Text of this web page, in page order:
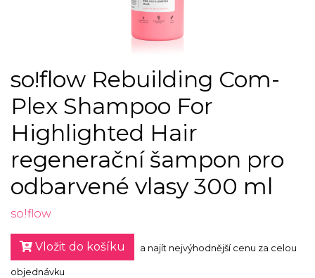
so!flow Rebuilding Com-
Plex Shampoo For
Highlighted Hair
regenerační šampon pro
odbarvené vlasy 300 ml
so!flow
Vložit do košíku a najít nejvýhodnější cenu za celou
objednávku